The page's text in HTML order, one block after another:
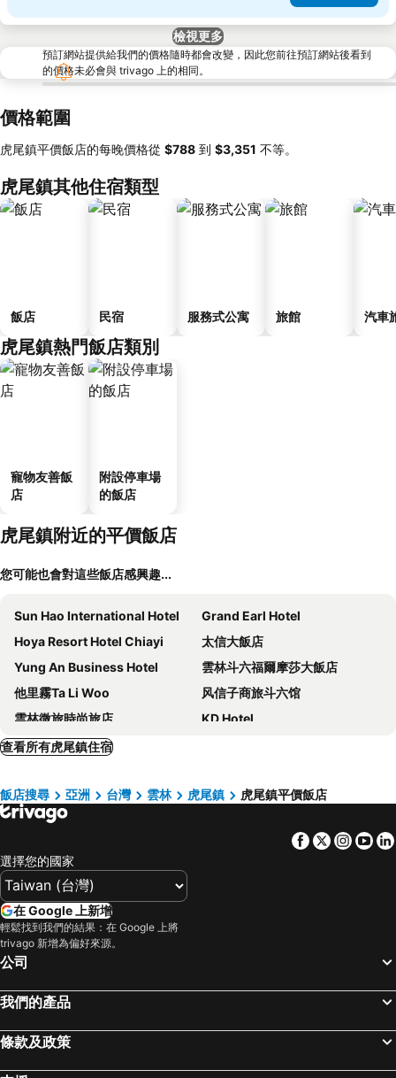
檢視更多
預訂網站提供給我們的價格隨時都會改變，因此您前往預訂網站後看到
的價格未必會與 trivago 上的相同。
價格範圍
虎尾鎮平價飯店的每晚價格從 ‎$788 到 ‎$3,351 不等。
虎尾鎮其他住宿類型
飯店 民宿 服務式公寓 旅館 汽車
虎尾鎮熱門飯店類別
寵物友善飯
店
附設停車場
的飯店
虎尾鎮附近的平價飯店
您可能也會對這些飯店感興趣...
Sun Hao International Hotel
Grand Earl Hotel
Hoya Resort Hotel Chiayi
太信大飯店
Yung An Business Hotel
雲林斗六福爾摩莎大飯店
他里霧Ta Li Woo
风信子商旅斗六馆
雲林微旅時尚旅店
KD Hotel
Imperial Dynasty Boutique Hotel
Huwei Hotel
Yunlin Commerce Ryokan
澐河民宿
Shiah Yih Hotel
Midu Business Hotel
Yundu Business
查看所有虎尾鎮住宿
飯店搜尋 亞洲 台灣 雲林 虎尾鎮 虎尾鎮平價飯店
Facebook
Twitter
選擇您的國家
在 Google 上新增
輕鬆找到我們的結果：在 Google 上將
trivago 新增為偏好來源。
公司
我們的產品
條款及政策